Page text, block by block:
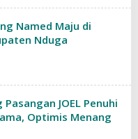
Named Maju di
Nduga
JOEL Penuhi
Optimis Menang